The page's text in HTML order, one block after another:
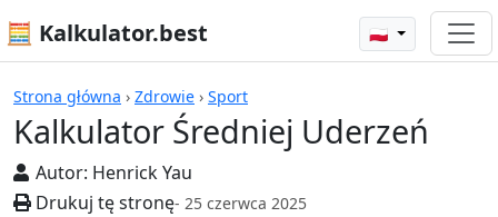
🧮 Kalkulator.best 🇵🇱
Strona główna › Zdrowie › Sport
Kalkulator Średniej Uderzeń
Autor: Henrick Yau
Drukuj tę stronę- 25 czerwca 2025
Kalkulatory